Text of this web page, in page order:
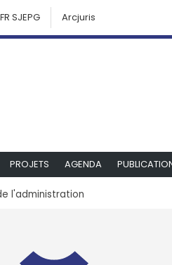
SJEPG Arcjuris
PROJETS AGENDA
l'administration